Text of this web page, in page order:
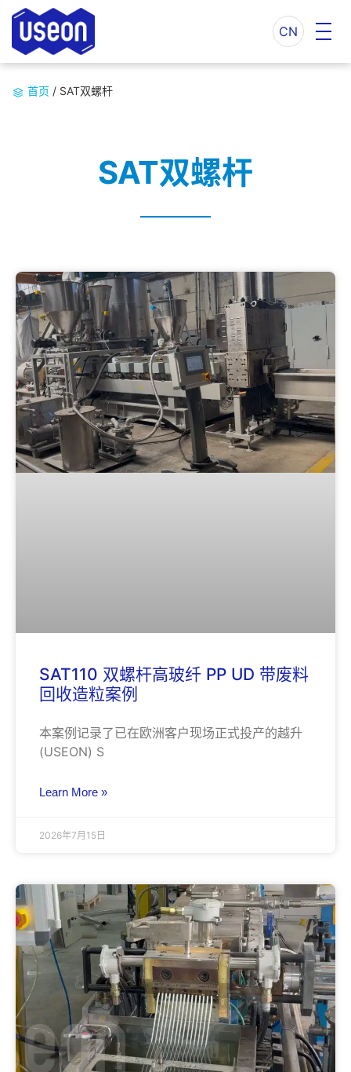
CN
首页 / SAT双螺杆
SAT双螺杆
SAT110 双螺杆高玻纤 PP UD 带废料
回收造粒案例
本案例记录了已在欧洲客户现场正式投产的越升
(USEON) S
Learn More »
2026年7月15日